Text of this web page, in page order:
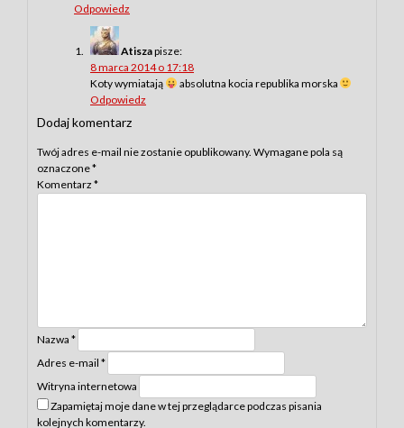
Odpowiedz
Atiszapisze:
8 marca 2014 o 17:18
Koty wymiatają
absolutna kocia republika morska
Odpowiedz
Dodaj komentarz
Twój adres e-mail nie zostanie opublikowany. Wymagane pola są
oznaczone*
Komentarz *
Nazwa *
Adres e-mail *
Witryna internetowa
Zapamiętaj moje dane w tej przeglądarce podczas pisania
kolejnych komentarzy.